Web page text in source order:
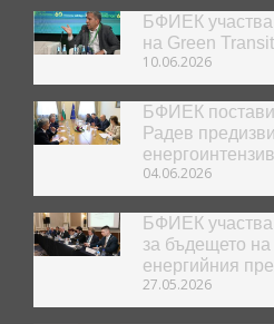
БФИЕК участва
на Green
10.06.2026
БФИЕК
Радев
04.06.2026
БФИЕК участва
за бъдещето на
енергийния
27.05.2026